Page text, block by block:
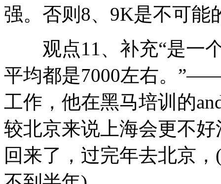
强。否则8、9K是不可能
观点11、补充“是一个
平均都是7000左右。
工作，他在黑马培训的
较北京来说上海会更不
回来了，过完年去北京